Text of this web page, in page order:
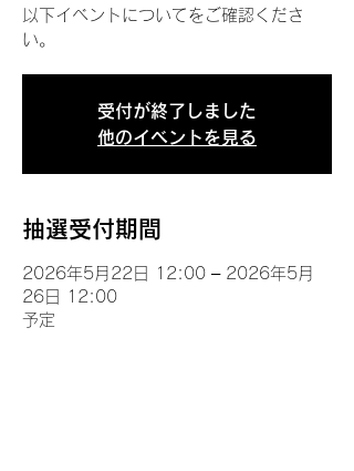
以下イベントについてをご確認くださ
い。
受付が終了しました
他のイベントを見る
抽選受付期間
2026年5月22日 12:00 – 2026年5月
26日 12:00
予定